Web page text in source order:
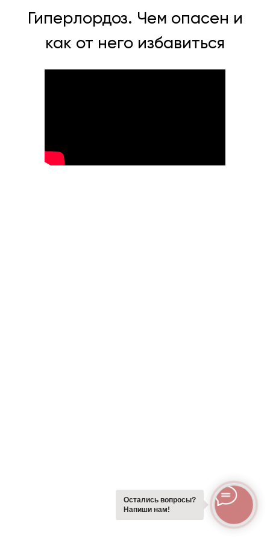
Гиперлордоз. Чем опасен и
как от него избавиться
Остались вопросы?
Напиши нам!